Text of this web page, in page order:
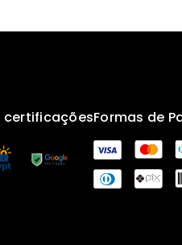
certificaçõesFormas de